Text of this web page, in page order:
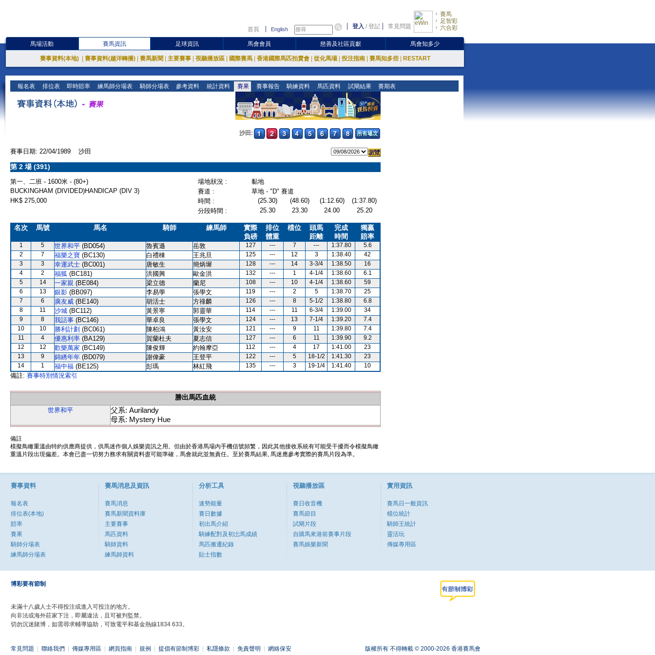
首頁 English 登入 /登記 常見問題
賽馬
足智彩
六合彩
馬場活動 賽馬資訊 足球資訊 馬會會員 慈善及社區貢獻 馬會知多少
賽事資料(本地) 賽事資料(越洋轉播) 賽馬新聞 主要賽事 視聽播放區 國際賽馬 香港國際馬匹拍賣會 從化馬場 投注指南 賽馬知多些 RESTART
報名表 排位表 即時賠率 練馬師分場表 騎師分場表 參考資料 統計資料 賽果 賽事報告 騎練資料 馬匹資料 試閘結果 賽期表
沙田:
賽事日期: 22/04/1989 沙田
第 2 場 (391)
第一、二班 - 1600米 - (80+) 場地狀況 :
黏地
BUCKINGHAM (DIVIDED)HANDICAP (DIV 3)
賽道 :
草地 - "D" 賽道
HK$ 275,000
時間 : (25.30) (48.60) (1:12.60)
(1:37.80)
分段時間 :
25.30 23.30 24.00 25.20
名次 馬號 馬名 騎師 練馬師
實際
負磅
排位
體重
檔位
頭馬
距離
完成
時間
獨贏
賠率
1 5 世界和平 (BD054) 魯賓遜 岳敦 127 --- 7 --- 1:37.80
5.6
2
7 福樂之寶 (BC130) 白禮棟 王兆旦 125 --- 12 3 1:38.40
42
3
3 幸運武士 (BC001) 唐敏生 簡炳墀 128 --- 14 3-3/4 1:38.50
16
4
2 福狐 (BC181) 洪國興 歐金洪 132 --- 1 4-1/4 1:38.60
6.1
5
14 一家親 (BE084) 梁立德 蘭尼 108 --- 10 4-1/4 1:38.60
59
6
13 銀影 (BB097) 李易學 張學文 119 --- 2 5 1:38.70
25
7
6 廣友威 (BE140) 胡活士 方祿麟 126 --- 8 5-1/2 1:38.80
6.8
8
11 沙城 (BC112) 黃景寧 郭靈華 114 --- 11 6-3/4 1:39.00
34
9
8 我話事 (BC146) 華卓良 張學文 124 --- 13 7-1/4 1:39.20
7.4
10
10 勝利計劃 (BC061) 陳柏鴻 黃汝安 121 --- 9 11 1:39.80
7.4
11
4 優惠利率 (BA129) 賀蘭杜夫 夏志信 127 --- 6 11 1:39.90
9.2
12
12 歡樂萬家 (BC149) 陳俊輝 約翰摩亞 112 --- 4 17 1:41.00
23
13
9 錦綉年年 (BD079) 謝偉豪 王登平 122 --- 5 18-1/2 1:41.30
23
14
1 福中福 (BE125) 彭瑪 林紅飛 135 --- 3 19-1/4 1:41.40 10
備註: 賽事特別情況索引
勝出馬匹血統
世界和平
父系: Aurilandy
母系: Mystery Hue
備註
模擬鳥瞰重溫由特約供應商提供，供馬迷作個人娛樂資訊之用。但由於香港馬場內手機信號頻繁，因此其他接收系統有可能受干擾而令模擬鳥瞰
重溫片段出現偏差。本會已盡一切努力務求有關資料盡可能準確，馬會就此並無責任。至於賽馬結果, 馬迷應參考實際的賽馬片段為準。
賽事資料
報名表
排位表(本地)
賠率
賽果
騎師分場表
練馬師分場表
賽馬消息及資訊
賽馬消息
賽馬新聞資料庫
主要賽事
馬匹資料
騎師資料
練馬師資料
分析工具
速勢能量
賽日數據
初出馬介紹
騎練配對及初岀馬成績
馬匹搬遷紀錄
貼士指數
視聽播放區
賽日收音機
賽馬節目
試閘片段
自購馬來港前賽事片段
賽馬娛樂新聞
實用資訊
賽馬日一般資訊
檔位統計
騎師王統計
靈活玩
傳媒專用區
博彩要有節制
未滿十八歲人士不得投注或進入可投注的地方。
向非法或海外莊家下注，即屬違法，且可被判監禁。
切勿沉迷賭博，如需尋求輔導協助，可致電平和基金熱線1834 633。
常見問題 聯絡我們 傳媒專用區 網頁指南 規例 提倡有節制博彩 私隱條款 免責聲明 網絡保安 版權所有 不得轉載 © 2000-2026 香港賽馬會